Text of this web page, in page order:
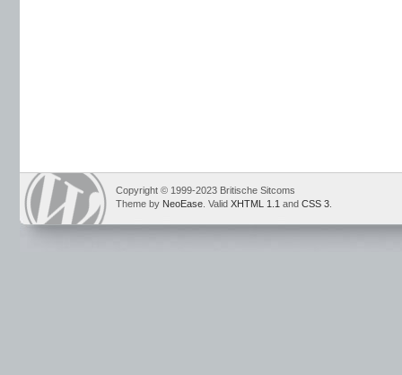
Copyright © 1999-2023 Britische Sitcoms
Theme by NeoEase . Valid XHTML 1.1 and CSS 3